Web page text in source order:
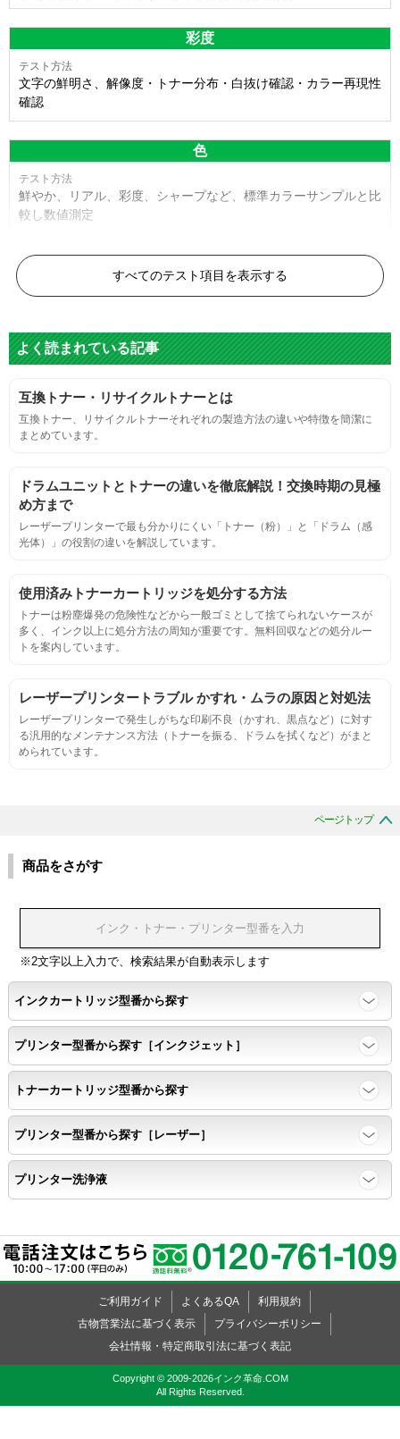
彩度
文字の鮮明さ、解像度・トナー分布・白抜け確認・カラー再現性
確認
色
鮮やか、リアル、彩度、シャープなど、標準カラーサンプルと比
較し数値測定
グレースケール
目視検査にて数値測定
連続印刷時の安定した印刷枚数測定
定着度
摩擦試験機で濃度値を測定
適合性
生涯印刷
印刷耐久性
ページ印刷可能枚数・連続印刷時の安定性・経時変化の影響の確
認
寿命レポート
ページ収量、1,000ページあたりのパウダー消費量、転写率、
SAD値を計測
落下試験
外観
粉漏れや損傷箇所はないか目視確認
すべてのテスト項目を表示する
よく読まれている記事
互換トナー・リサイクルトナーとは
互換トナー、リサイクルトナーそれぞれの製造方法の違いや特徴を簡潔に
まとめています。
ドラムユニットとトナーの違いを徹底解説！交換時期の見極
め方まで
レーザープリンターで最も分かりにくい「トナー（粉）」と「ドラム（感
光体）」の役割の違いを解説しています。
使用済みトナーカートリッジを処分する方法
トナーは粉塵爆発の危険性などから一般ゴミとして捨てられないケースが
多く、インク以上に処分方法の周知が重要です。無料回収などの処分ルー
トを案内しています。
レーザープリンタートラブル かすれ・ムラの原因と対処法
レーザープリンターで発生しがちな印刷不良（かすれ、黒点など）に対す
る汎用的なメンテナンス方法（トナーを振る、ドラムを拭くなど）がまと
められています。
ページトップ
商品をさがす
※2文字以上入力で、検索結果が自動表示します
インクカートリッジ型番から探す
プリンター型番から探す［インクジェット］
トナーカートリッジ型番から探す
プリンター型番から探す［レーザー］
プリンター洗浄液
ご利用ガイド よくあるQA
利用規約
古物営業法に基づく表示
プライバシーポリシー
会社情報・特定商取引法に基づく表記
Copyright © 2009-2026インク革命.COM
All Rights Reserved.